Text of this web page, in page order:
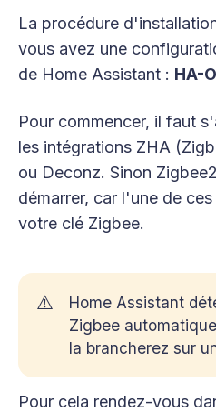
La procédure
vous avez une
de Home Assistant : HA-
Pour commencer, il faut
les intégrations ZHA
ou Deconz. Sinon
démarrer, car l'une de
votre clé Zigbee.
⚠️
Home Assistant
Zigbee
la brancherez sur
Pour cela rendez-vous